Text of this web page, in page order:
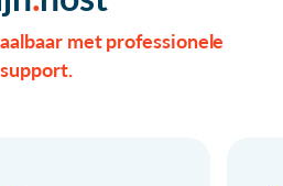
met professionele
support.